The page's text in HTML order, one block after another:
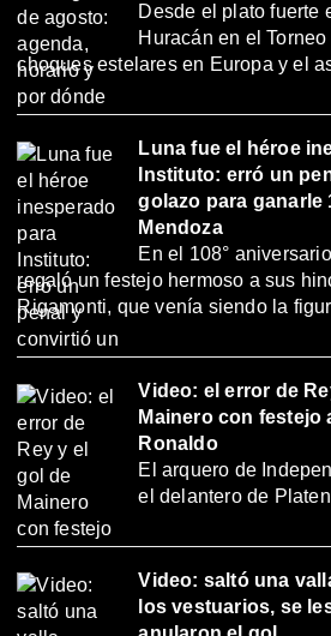
Desde el plato fuerte
Huracán en el
choques estelares en Europa y el
Luna fue el héroe
Instituto: erró un
golazo para ganarle
Mendoza
En el 108°
regaló un festejo hermoso a sus
Rigamonti, que venía siendo la
Video: el error de
Mainero con festejo
Ronaldo
El arquero de
el delantero de
Video: saltó una
los vestuarios, se